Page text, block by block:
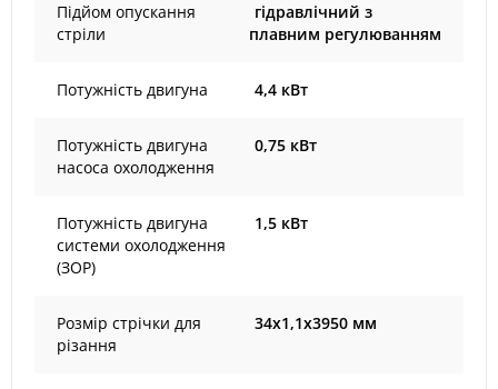
Підйом опускання
стріли
гідравлічний з
плавним регулюванням
Потужність двигуна 4,4 кВт
Потужність двигуна
насоса охолодження
0,75 кВт
Потужність двигуна
системи охолодження
(ЗОР)
1,5 кВт
Розмір стрічки для
різання
34х1,1х3950 мм